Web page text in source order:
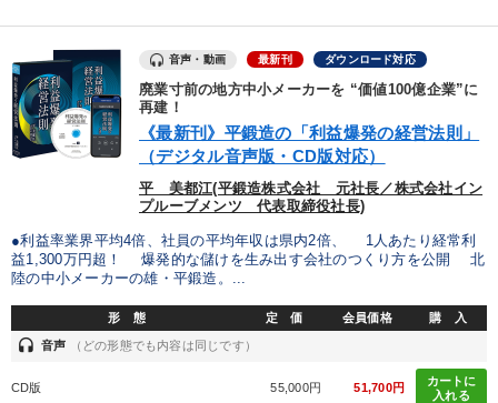
音声・動画 最新刊 ダウンロード対応
廃業寸前の地方中小メーカーを “価値100億企業”に
再建！
《最新刊》平鍛造の「利益爆発の経営法則」
（デジタル音声版・CD版対応）
平 美都江(平鍛造株式会社 元社長／株式会社イン
プルーブメンツ 代表取締役社長)
●利益率業界平均4倍、社員の平均年収は県内2倍、 1人あたり経常利
益1,300万円超！ 爆発的な儲けを生み出す会社のつくり方を公開 北
陸の中小メーカーの雄・平鍛造。...
形 態 定 価 会員価格 購 入
headset 音声 （どの形態でも内容は同じです）
CD版 55,000円 51,700円
カートに
入れる